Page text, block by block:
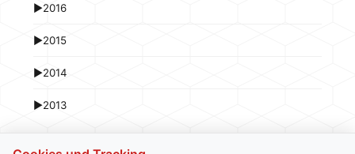
►2016
►2015
►2014
►2013